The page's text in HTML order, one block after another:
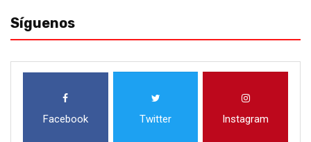
Síguenos
Facebook Twitter Instagram